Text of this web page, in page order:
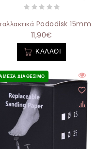
- 100τεμάχιαPododisk 15mm
11,90€
ΚΑΛΆΘΙ
ΔΙΑΘΈΣΙΜΟ